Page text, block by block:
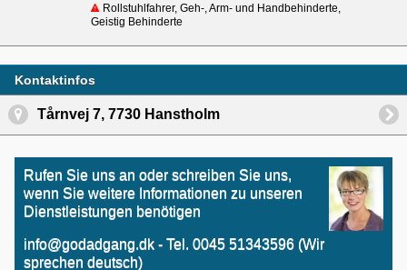
Rollstuhlfahrer, Geh-, Arm- und Handbehinderte,
Geistig Behinderte
Kontaktinfos
Tårnvej 7, 7730 Hanstholm
Rufen Sie uns an oder schreiben Sie uns,
wenn Sie weitere Informationen zu unseren
Dienstleistungen benötigen
info@godadgang.dk - Tel. 0045 51343596 (Wir
sprechen deutsch)